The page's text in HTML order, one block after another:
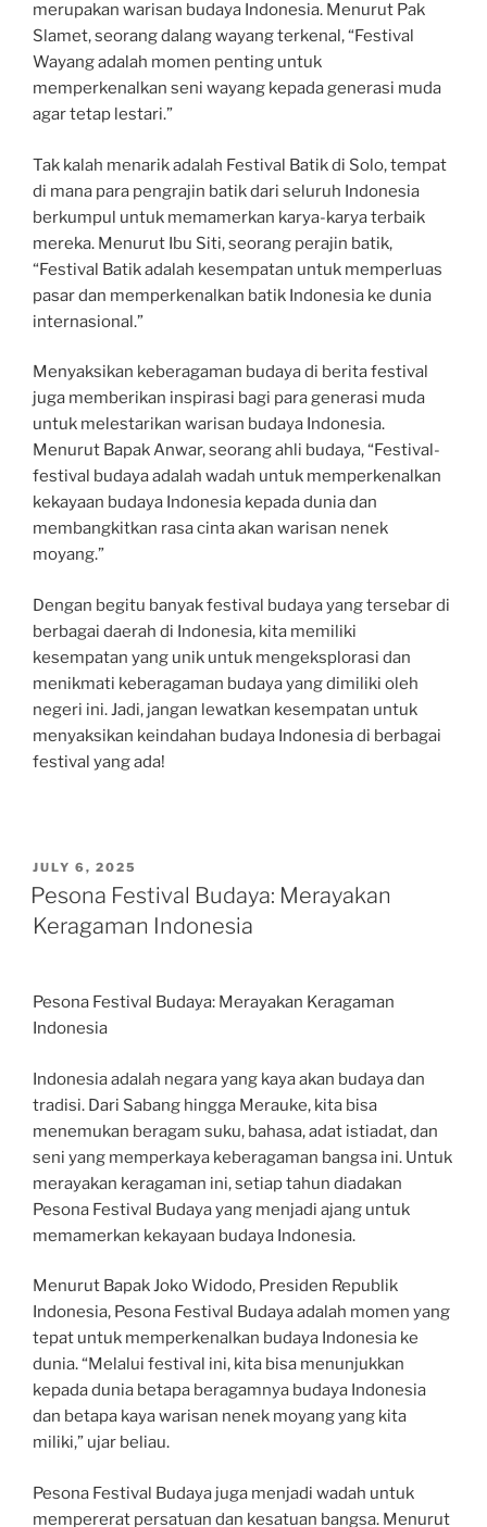
merupakan warisan budaya Indonesia. Menurut Pak
Slamet, seorang dalang wayang terkenal, “Festival
Wayang adalah momen penting untuk
memperkenalkan seni wayang kepada generasi muda
agar tetap lestari.”
Tak kalah menarik adalah Festival Batik di Solo, tempat
di mana para pengrajin batik dari seluruh Indonesia
berkumpul untuk memamerkan karya-karya terbaik
mereka. Menurut Ibu Siti, seorang perajin batik,
“Festival Batik adalah kesempatan untuk memperluas
pasar dan memperkenalkan batik Indonesia ke dunia
internasional.”
Menyaksikan keberagaman budaya di berita festival
juga memberikan inspirasi bagi para generasi muda
untuk melestarikan warisan budaya Indonesia.
Menurut Bapak Anwar, seorang ahli budaya, “Festival-
festival budaya adalah wadah untuk memperkenalkan
kekayaan budaya Indonesia kepada dunia dan
membangkitkan rasa cinta akan warisan nenek
moyang.”
Dengan begitu banyak festival budaya yang tersebar di
berbagai daerah di Indonesia, kita memiliki
kesempatan yang unik untuk mengeksplorasi dan
menikmati keberagaman budaya yang dimiliki oleh
negeri ini. Jadi, jangan lewatkan kesempatan untuk
menyaksikan keindahan budaya Indonesia di berbagai
festival yang ada!
POSTED
ON
JULY 6, 2025
Pesona Festival Budaya: Merayakan
Keragaman Indonesia
Pesona Festival Budaya: Merayakan Keragaman
Indonesia
Indonesia adalah negara yang kaya akan budaya dan
tradisi. Dari Sabang hingga Merauke, kita bisa
menemukan beragam suku, bahasa, adat istiadat, dan
seni yang memperkaya keberagaman bangsa ini. Untuk
merayakan keragaman ini, setiap tahun diadakan
Pesona Festival Budaya yang menjadi ajang untuk
memamerkan kekayaan budaya Indonesia.
Menurut Bapak Joko Widodo, Presiden Republik
Indonesia, Pesona Festival Budaya adalah momen yang
tepat untuk memperkenalkan budaya Indonesia ke
dunia. “Melalui festival ini, kita bisa menunjukkan
kepada dunia betapa beragamnya budaya Indonesia
dan betapa kaya warisan nenek moyang yang kita
miliki,” ujar beliau.
Pesona Festival Budaya juga menjadi wadah untuk
mempererat persatuan dan kesatuan bangsa. Menurut